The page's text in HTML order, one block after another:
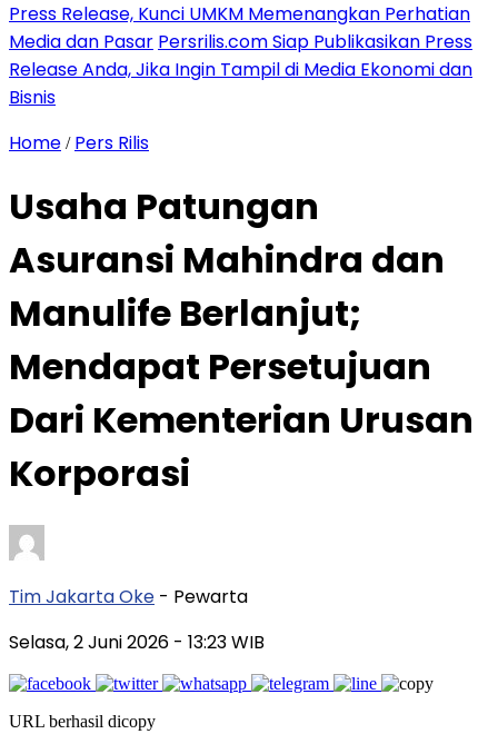
Press Release, Kunci UMKM Memenangkan Perhatian
Media dan Pasar Persrilis.com Siap Publikasikan Press
Release Anda, Jika Ingin Tampil di Media Ekonomi dan
Bisnis
Home / Pers Rilis
Usaha Patungan
Asuransi Mahindra dan
Manulife Berlanjut;
Mendapat Persetujuan
Dari Kementerian Urusan
Korporasi
Tim Jakarta Oke - Pewarta
Selasa, 2 Juni 2026 - 13:23 WIB
URL berhasil dicopy